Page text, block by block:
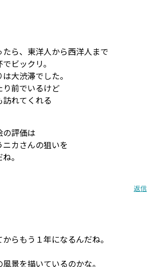
ら、東洋人から西洋人まで
ビックリ。
大渋滞でした。
前でいるけど
れてくれる
評価は
カさんの狙いを
。
返信
らもう１年になるんだね。
景を描いているのかな。